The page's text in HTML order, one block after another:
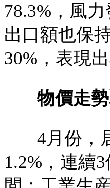
78.3%，風
出口額也保
30%，表現
物價走
4月份，
1.2%，連續